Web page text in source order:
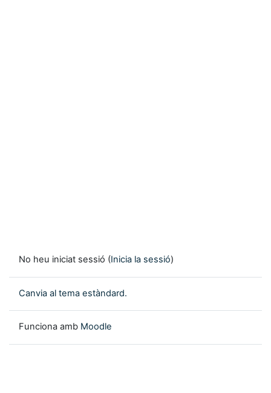
No heu iniciat sessió (Inicia la sessió)
Canvia al tema estàndard.
Funciona amb Moodle